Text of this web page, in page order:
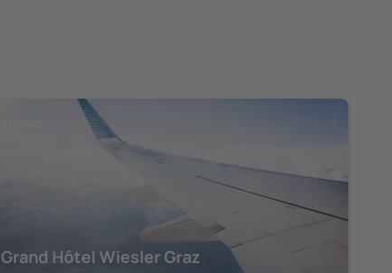
Grand Hôtel Wiesler Graz